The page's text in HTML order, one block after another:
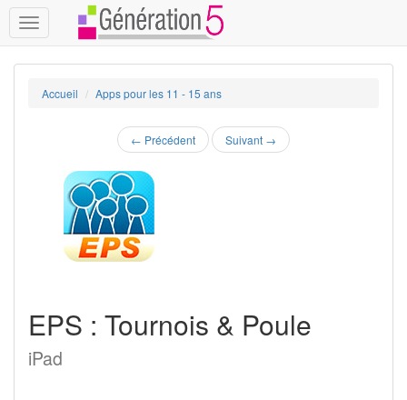
Toggle
navigation
Accueil Apps pour les 11 - 15 ans
← Précédent Suivant →
EPS : Tournois & Poule
iPad